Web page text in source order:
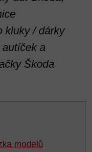
kluky / dárky
a
Škoda
modelů